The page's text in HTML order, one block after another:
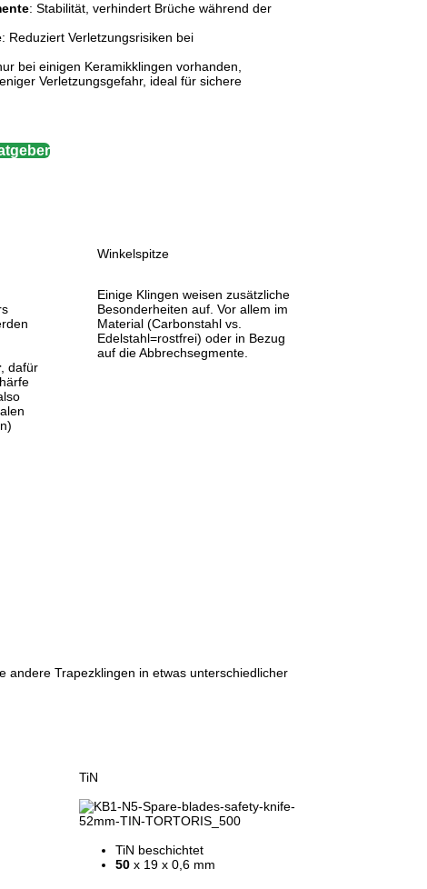
: Stabilität, verhindert Brüche während der
: Reduziert Verletzungsrisiken bei
bei einigen Keramikklingen vorhanden,
Verletzungsgefahr, ideal für sichere
, dafür
Winkelspitze
Einige Klingen weisen zusätzliche
Besonderheiten auf. Vor allem im
Material (Carbonstahl vs.
Edelstahl=rostfrei) oder in Bezug
auf die Abbrechsegmente.
andere Trapezklingen in etwas unterschiedlicher
TiN
TiN beschichtet
50 x 19 x 0,6 mm